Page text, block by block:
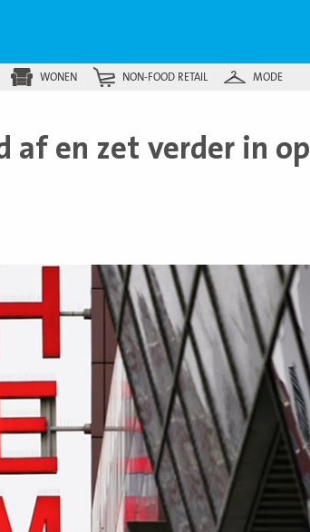
WONEN NON-FOOD RETAIL MODE
af en zet verder in op